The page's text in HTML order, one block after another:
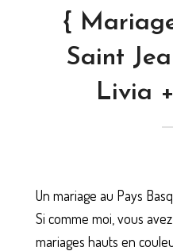
{
Saint
Livia
Un mariage au Pays
Si comme moi, vous
mariages hauts en